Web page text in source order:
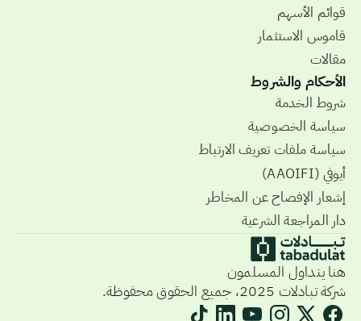
قوائم الأسهم
قاموس الاستثمار
مقالات
الأحكام والشروط
شروط الخدمة
سياسة الخصوصية
سياسة ملفات تعريف الارتباط
أيوفي (AAOIFI)
إشعار الإفصاح عن المخاطر
دار المراجعة الشرعية
هنا يتداول المسلمون
شركة تبادلات 2025، جميع الحقوق محفوظة.